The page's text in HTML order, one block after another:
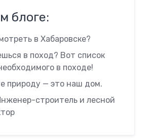
блоге:
в Хабаровске?
в поход? Вот список
в походе!
природу — это наш дом.
строитель и лесной